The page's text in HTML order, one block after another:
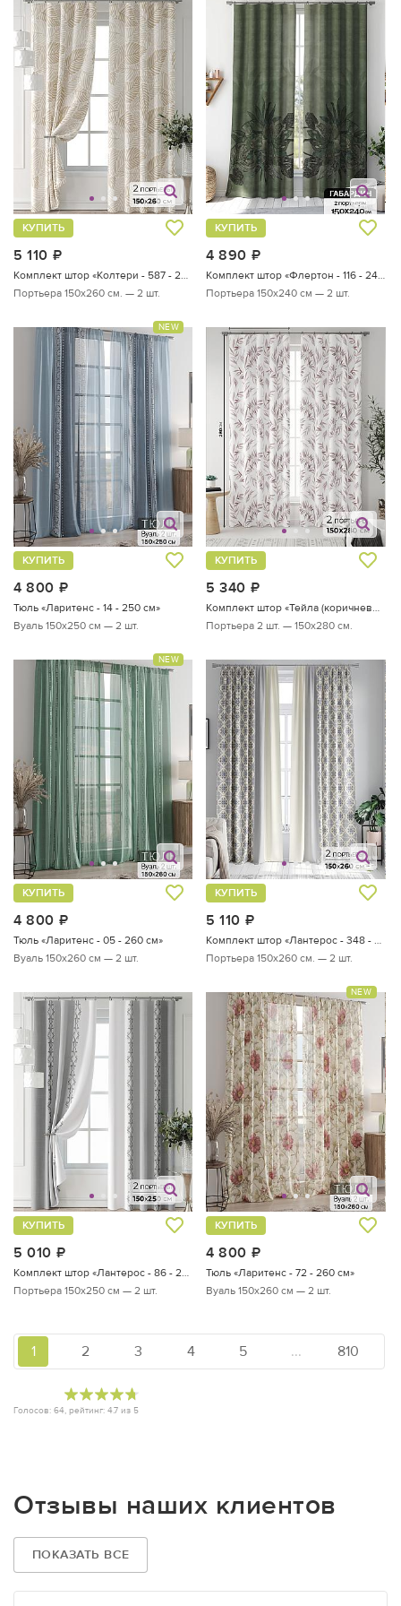
5 110
КУПИТЬ
Комплект штор «Колтери - 587 - 260 см»
Портьера 150х260 см. — 2 шт.
4 890
КУПИТЬ
Комплект штор «Флертон - 116 - 240 см»
Портьера 150х240 см — 2 шт.
NEW
4 800
КУПИТЬ
Тюль «Ларитенс - 14 - 250 см»
Вуаль 150х250 см — 2 шт.
5 340
КУПИТЬ
Комплект штор «Тейла (коричневый)»
Портьера 2 шт. — 150х280 см.
NEW
4 800
КУПИТЬ
Тюль «Ларитенс - 05 - 260 см»
Вуаль 150х260 см — 2 шт.
5 110
КУПИТЬ
Комплект штор «Лантерос - 348 - 260 см»
Портьера 150х260 см. — 2 шт.
5 010
КУПИТЬ
Комплект штор «Лантерос - 86 - 250 см»
Портьера 150х250 см — 2 шт.
NEW
4 800
КУПИТЬ
Тюль «Ларитенс - 72 - 260 см»
Вуаль 150х260 см — 2 шт.
Голосов: 64, рейтинг: 4.7 из 5
1 2 3 4 5 ... 810
Отзывы наших клиентов
ПОКАЗАТЬ ВСЕ